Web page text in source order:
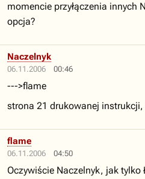
momencie przyłączenia innych
opcja?
06.11.2006 00:46
Naczelnyk
--->flame
strona 21 drukowanej
06.11.2006 04:50
flame
Oczywiście Naczelnyk, jak tylko